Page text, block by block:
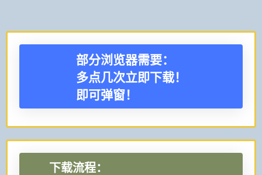
部分浏览器需要：
多点几次立即下载！
即可弹窗！
下载流程：